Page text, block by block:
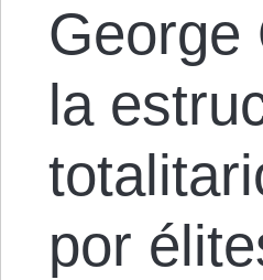
George
la
por